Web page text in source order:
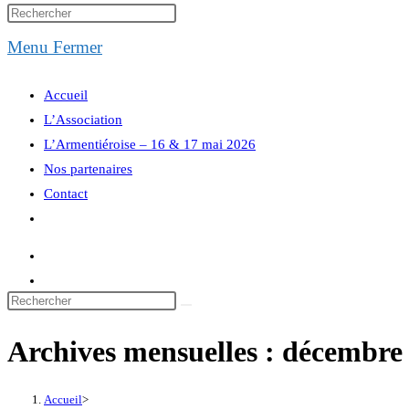
website
search
Menu Fermer
Accueil
L’Association
L’Armentiéroise – 16 & 17 mai 2026
Nos partenaires
Contact
Archives mensuelles : décembre
Accueil>